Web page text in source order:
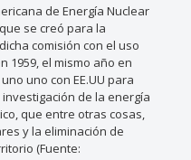
de Energía Nuclear
que se creó para la
comisión con el uso
1959, el mismo año en
uno con EE.UU para
de la energía
que entre otras cosas,
y la eliminación de
(Fuente: